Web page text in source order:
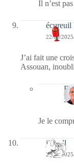
Il n’est
écureuil
22/09/
J’ai fait une
Assouan,
22/
Je le
jill bill
22/09/